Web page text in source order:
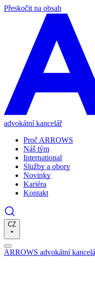
Přeskočit na obsah
advokátní kancelář
Proč ARROWS
Náš tým
International
Služby a obory
Novinky
Kariéra
Kontakt
CZ
ARROWS advokátní